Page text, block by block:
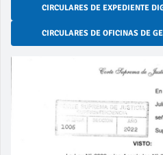
CIRCULARES DE EXPEDIENTE
CIRCULARES DE OFICINAS DE